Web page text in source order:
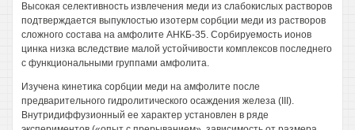
Высокая селективность извлечения меди из слабокислых растворов
подтверждается выпуклостью изотерм сорбции меди из растворов
сложного состава на амфолите АНКБ-35. Сорбируемость ионов
цинка низка вследствие малой устойчивости комплексов последнего
с функциональными группами амфолита.
Изучена кинетика сорбции меди на амфолите после
предварительного гидролитического осаждения железа (III).
Внутридиффузионный ее характер установлен в ряде